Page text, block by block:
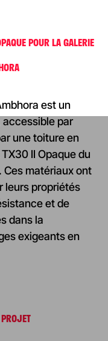
POUR LA GALERIE
est un
par
une toiture en
II Opaque du
Ces matériaux ont
leurs propriétés
et de
dans la
exigeants en